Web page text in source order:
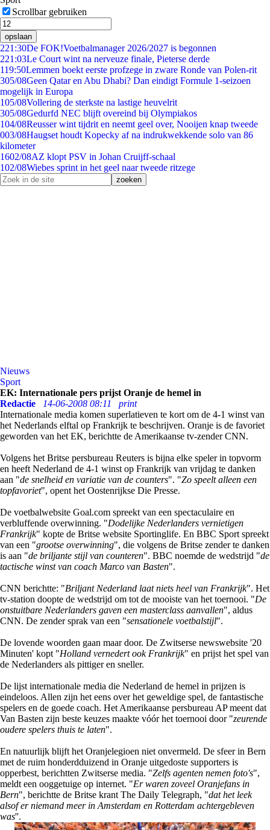
Scrollbar gebruiken
opslaan
221:30De FOK!Voetbalmanager 2026/2027 is begonnen
221:03Le Court wint na nerveuze finale, Pieterse derde
119:50Lemmen boekt eerste profzege in zware Ronde van Polen-rit
305/08Geen Qatar en Abu Dhabi? Dan eindigt Formule 1-seizoen
mogelijk in Europa
105/08Vollering de sterkste na lastige heuvelrit
305/08Gedurfd NEC blijft overeind bij Olympiakos
104/08Reusser wint tijdrit en neemt geel over, Nooijen knap tweede
003/08Haugset houdt Kopecky af na indrukwekkende solo van 86
kilometer
1602/08AZ klopt PSV in Johan Cruijff-schaal
102/08Wiebes sprint in het geel naar tweede ritzege
Nieuws
Sport
EK: Internationale pers prijst Oranje de hemel in
Redactie
14-06-2008 08:11
print
Internationale media komen superlatieven te kort om de 4-1 winst van
het Nederlands elftal op Frankrijk te beschrijven. Oranje is de favoriet
geworden van het EK, berichtte de Amerikaanse tv-zender CNN.
Volgens het Britse persbureau Reuters is bijna elke speler in topvorm
en heeft Nederland de 4-1 winst op Frankrijk van vrijdag te danken
aan "de snelheid en variatie van de counters". "Zo speelt alleen een
topfavoriet", opent het Oostenrijkse Die Presse.
De voetbalwebsite Goal.com spreekt van een spectaculaire en
verbluffende overwinning. "Dodelijke Nederlanders vernietigen
Frankrijk" kopte de Britse website Sportinglife. En BBC Sport spreekt
van een "grootse overwinning", die volgens de Britse zender te danken
is aan "de briljante stijl van counteren". BBC noemde de wedstrijd "de
tactische winst van coach Marco van Basten".
CNN berichtte: "Briljant Nederland laat niets heel van Frankrijk". Het
tv-station doopte de wedstrijd om tot de mooiste van het toernooi. "De
onstuitbare Nederlanders gaven een masterclass aanvallen", aldus
CNN. De zender sprak van een "sensationele voetbalstijl".
De lovende woorden gaan maar door. De Zwitserse newswebsite '20
Minuten' kopt "Holland vernedert ook Frankrijk" en prijst het spel van
de Nederlanders als pittiger en sneller.
De lijst internationale media die Nederland de hemel in prijzen is
eindeloos. Allen zijn het eens over het geweldige spel, de fantastische
spelers en de goede coach. Het Amerikaanse persbureau AP meent dat
Van Basten zijn beste keuzes maakte vóór het toernooi door "zeurende
oudere spelers thuis te laten".
En natuurlijk blijft het Oranjelegioen niet onvermeld. De sfeer in Bern
met de ruim honderdduizend in Oranje uitgedoste supporters is
opperbest, berichtten Zwitserse media. "Zelfs agenten nemen foto's",
meldt een ooggetuige op internet. "Er waren zoveel Oranjefans in
Bern", berichtte de Britse krant The Daily Telegraph, "dat het leek
alsof er niemand meer in Amsterdam en Rotterdam achtergebleven
was''.